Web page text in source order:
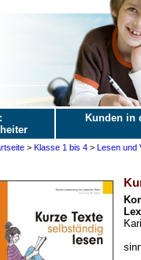
Kunden in
> Klasse 1 bis 4> Lesen und